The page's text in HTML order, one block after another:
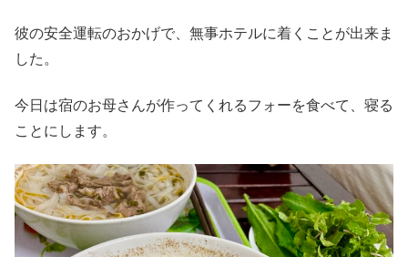
彼の安全運転のおかげで、無事ホテルに着くことが出来ま
した。
今日は宿のお母さんが作ってくれるフォーを食べて、寝る
ことにします。